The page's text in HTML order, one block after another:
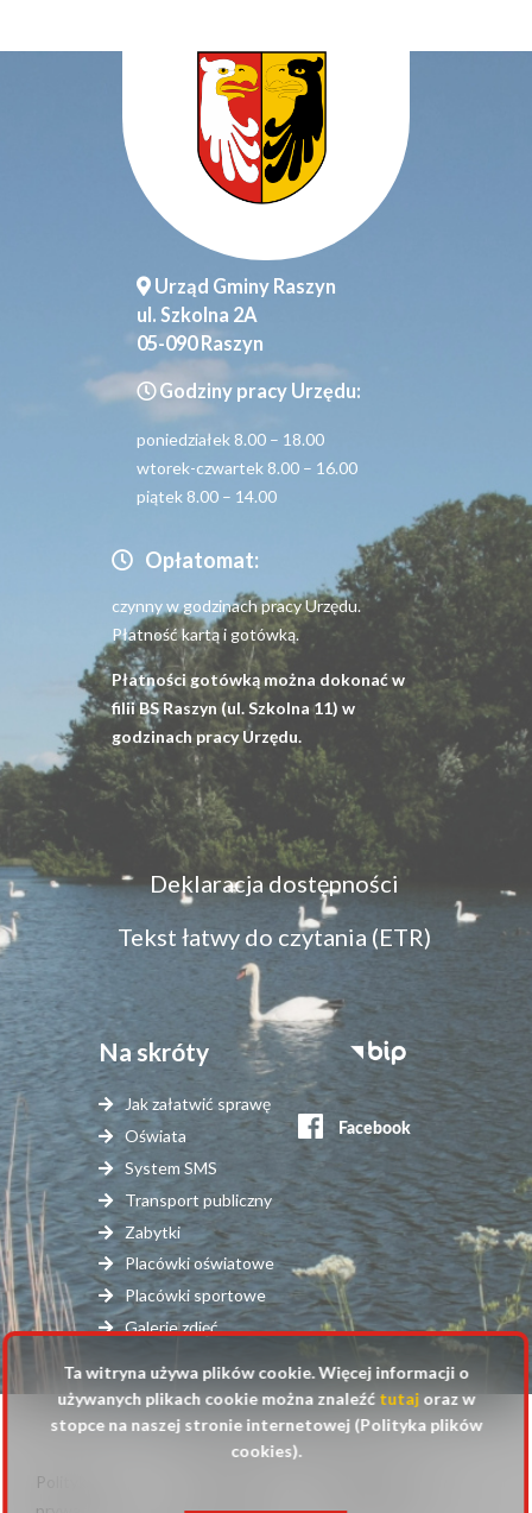
Urząd Gminy Raszyn
ul. Szkolna 2A
05-090 Raszyn
Godziny pracy Urzędu:
poniedziałek 8.00 – 18.00
wtorek-czwartek 8.00 – 16.00
piątek 8.00 – 14.00
Opłatomat:
czynny w godzinach pracy Urzędu.
Płatność kartą i gotówką.
Płatności gotówką można dokonać w
filii BS Raszyn (ul. Szkolna 11) w
godzinach pracy Urzędu.
Menu
dostępność
Deklaracja dostępności
Tekst łatwy do czytania (ETR)
Na skróty
Jak załatwić sprawę
Oświata
System SMS
Transport publiczny
Zabytki
Placówki oświatowe
Placówki sportowe
Galerie zdjęć
Stopka
serwisy
zewnętrzne
© 2025 Urząd Gminy Raszyn
Stopka
Polityka
Ta witryna używa plików cookie. Więcej informacji o
używanych plikach cookie można znaleźć tutajoraz w
stopce na naszej stronie internetowej (Polityka plików
cookies).